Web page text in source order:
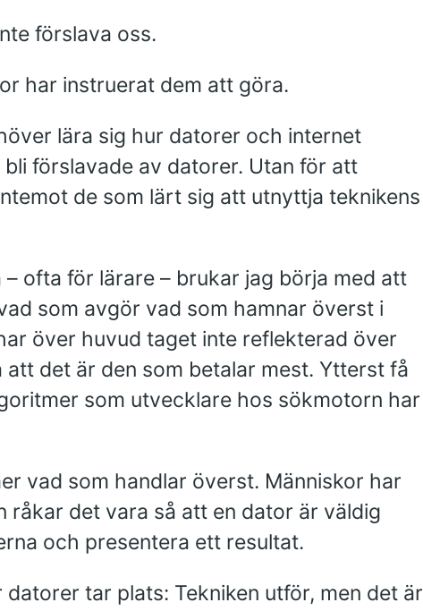
förslava oss.
har instruerat dem att göra.
lära sig hur datorer och internet
förslavade av datorer. Utan för att
de som lärt sig att utnyttja teknikens
ofta för lärare – brukar jag börja med att
som avgör vad som hamnar överst i
över huvud taget inte reflekterad över
det är den som betalar mest. Ytterst få
som utvecklare hos sökmotorn har
vad som handlar överst. Människor har
råkar det vara så att en dator är väldig
och presentera ett resultat.
tar plats: Tekniken utför, men det är